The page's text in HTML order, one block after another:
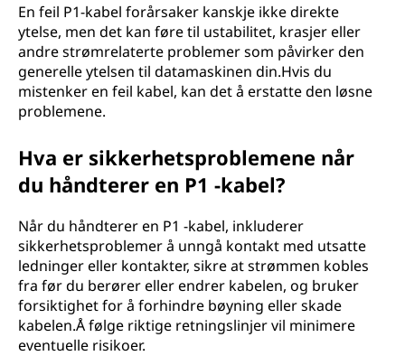
En feil P1-kabel forårsaker kanskje ikke direkte
ytelse, men det kan føre til ustabilitet, krasjer eller
andre strømrelaterte problemer som påvirker den
generelle ytelsen til datamaskinen din.Hvis du
mistenker en feil kabel, kan det å erstatte den løsne
problemene.
Hva er sikkerhetsproblemene når
du håndterer en P1 -kabel?
Når du håndterer en P1 -kabel, inkluderer
sikkerhetsproblemer å unngå kontakt med utsatte
ledninger eller kontakter, sikre at strømmen kobles
fra før du berører eller endrer kabelen, og bruker
forsiktighet for å forhindre bøyning eller skade
kabelen.Å følge riktige retningslinjer vil minimere
eventuelle risikoer.